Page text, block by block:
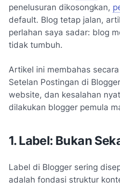
penelusuran dikosongkan,
default. Blog tetap jalan,
perlahan saya sadar: blog
tidak tumbuh.
Artikel ini membahas
Setelan Postingan di
website, dan kesalahan
dilakukan blogger pemula
1. Label: Bukan
Label di Blogger sering
adalah fondasi struktur